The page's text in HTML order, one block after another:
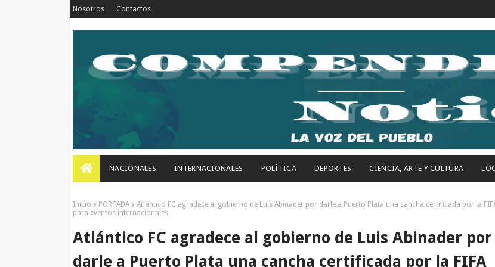
Nosotros Contactos
NACIONALES INTERNACIONALES POLÍTICA DEPORTES CIENCIA, ARTE Y CULTURA
Inicio PORTADA
Atlántico FC agradece al gobierno de Luis Abinader por darle a Puerto Plata una cancha certificada por la
para eventos internacionales
Atlántico FC agradece al gobierno de Luis Abinader por
darle a Puerto Plata una cancha certificada por la FIFA